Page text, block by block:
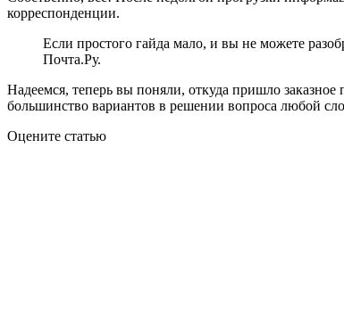
корреспонденции.
Если простого гайда мало, и вы не можете
Почта.Ру.
Надеемся, теперь вы поняли, откуда пришло
большинство вариантов в решении вопроса любой
Оцените статью